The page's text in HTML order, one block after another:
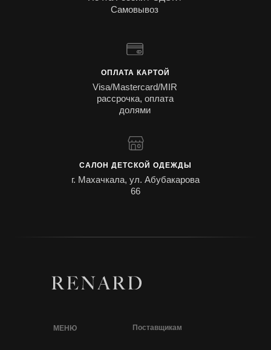
ОПЛАТА КАРТОЙ
Visa/Mastercard/MIR
рассрочка, оплата
долями
Самовывоз
САЛОН ДЕТСКОЙ ОДЕЖДЫ
г. Махачкала, ул. Абубакарова
66
МЕНЮ Поставщикам